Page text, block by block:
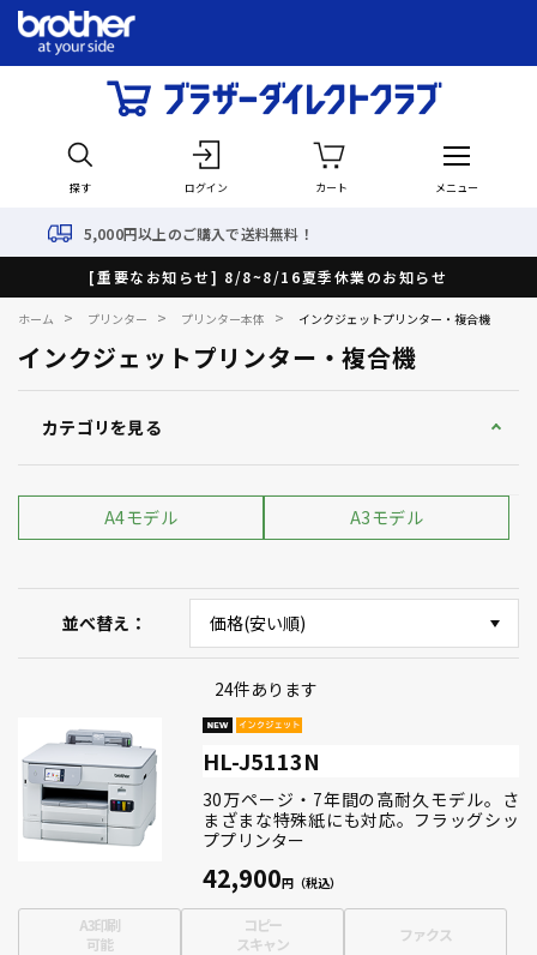
探す ログイン カート メニュー
料無料！
[重要なお知らせ] 8/8~8/16夏季休業のお知らせ
ホーム > プリンター > プリンター本体 > インクジェットプリンター・複合機
インクジェットプリンター・複合機
カテゴリを見る
A4モデル A3モデル
並べ替え
24件あります
HL-J5113N
30万ページ・7年間の高耐久モデル。さ
まざまな特殊紙にも対応。フラッグシッ
ププリンター
42,900
A3印刷
可能
コピー
スキャン
ファクス